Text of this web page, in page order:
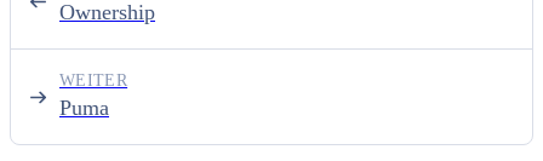
Ownership
Puma
WEITER